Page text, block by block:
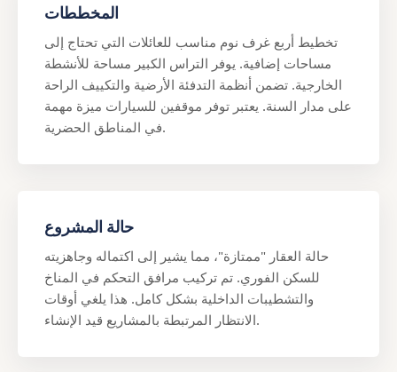
المخططات
تخطيط أربع غرف نوم مناسب للعائلات التي تحتاج إلى
مساحات إضافية. يوفر التراس الكبير مساحة للأنشطة
الخارجية. تضمن أنظمة التدفئة الأرضية والتكييف الراحة
على مدار السنة. يعتبر توفر موقفين للسيارات ميزة مهمة
في المناطق الحضرية.
حالة المشروع
حالة العقار "ممتازة"، مما يشير إلى اكتماله وجاهزيته
للسكن الفوري. تم تركيب مرافق التحكم في المناخ
والتشطيبات الداخلية بشكل كامل. هذا يلغي أوقات
الانتظار المرتبطة بالمشاريع قيد الإنشاء.